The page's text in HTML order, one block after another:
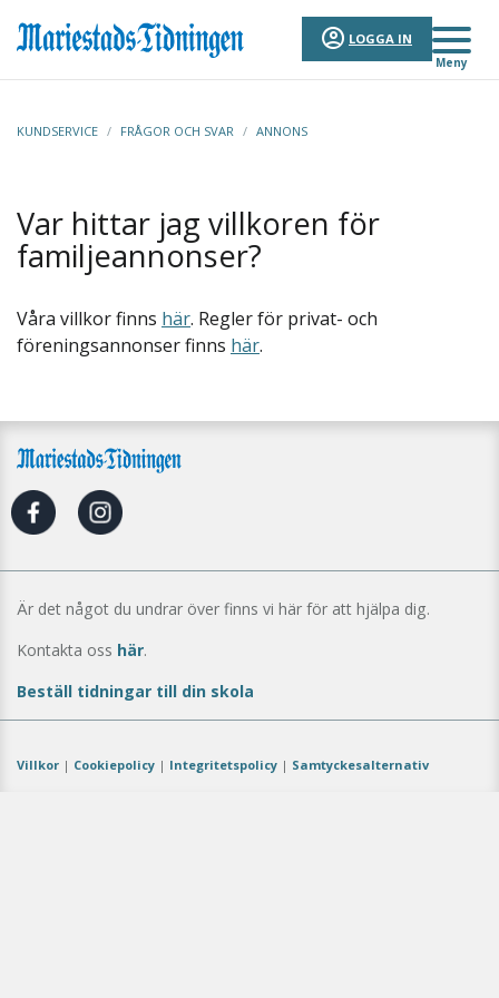
LOGGA IN
Meny
KUNDSERVICE / FRÅGOR OCH SVAR / ANNONS
Var hittar jag villkoren för
familjeannonser?
Våra villkor finns här. Regler för privat- och
föreningsannonser finns här.
Är det något du undrar över finns vi här för att hjälpa dig.
Kontakta oss här.
Beställ tidningar till din skola
Villkor | Cookiepolicy | Integritetspolicy | Samtyckesalternativ